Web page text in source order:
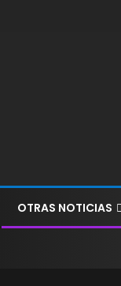
OTRAS NOTICIAS